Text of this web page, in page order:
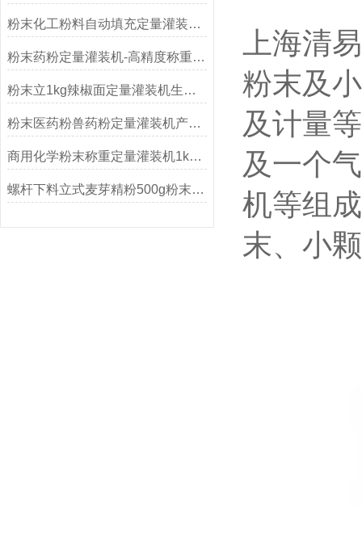
粉末化工粉料自动填充定量灌装机技术参数
粉末药粉定量灌装机-高精度称重机厂家
粉末立1kg辣椒面定量灌装机生产厂家
粉末医药粉兽药粉定量灌装机产品简介
商用化学粉末称重定量灌装机1kg简介
螺杆下料立式麦芽精粉500g粉末定量灌装机
上海清
粉末及
及计量
及一个
机等组
末、小